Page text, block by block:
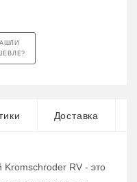
Доставка
RV - это